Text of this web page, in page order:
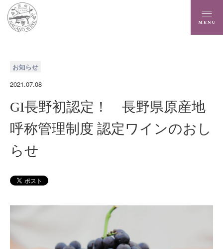
お知らせ
2021.07.08
GI長野初認定！ 長野県原産地
呼称管理制度 認定ワインのおし
らせ